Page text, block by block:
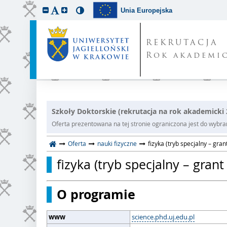
Unia Europejska
REKRUTACJA
Rok
Szkoły Doktorskie (rekrutacja na rok akademicki
Oferta prezentowana na tej stronie ograniczona jest do
Oferta nauki fizyczne fizyka (tryb specjalny –
fizyka (tryb specjalny –
O programie
www
science.phd.uj.edu.pl